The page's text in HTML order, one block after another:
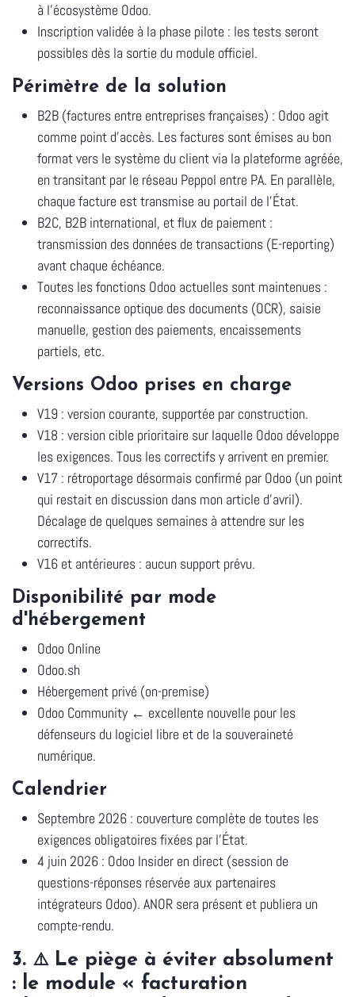
à l'écosystème Odoo.
Inscription validée à la phase pilote : les tests seront
possibles dès la sortie du module officiel.
Périmètre de la solution
B2B (factures entre entreprises françaises) : Odoo agit
comme point d'accès. Les factures sont émises au bon
format vers le système du client via la plateforme agréée,
en transitant par le réseau Peppol entre PA. En parallèle,
chaque facture est transmise au portail de l'État.
B2C, B2B international, et flux de paiement :
transmission des données de transactions (E-reporting)
avant chaque échéance.
Toutes les fonctions Odoo actuelles sont maintenues :
reconnaissance optique des documents (OCR), saisie
manuelle, gestion des paiements, encaissements
partiels, etc.
Versions Odoo prises en charge
V19 : version courante, supportée par construction.
V18 : version cible prioritaire sur laquelle Odoo développe
les exigences. Tous les correctifs y arrivent en premier.
V17 : rétroportage désormais confirmé par Odoo (un point
qui restait en discussion dans mon article d'avril).
Décalage de quelques semaines à attendre sur les
correctifs.
V16 et antérieures : aucun support prévu.
Disponibilité par mode
d'hébergement
Odoo Online
Odoo.sh
Hébergement privé (on-premise)
Odoo Community ← excellente nouvelle pour les
défenseurs du logiciel libre et de la souveraineté
numérique.
Calendrier
Septembre 2026 : couverture complète de toutes les
exigences obligatoires fixées par l'État.
4 juin 2026 : Odoo Insider en direct (session de
questions-réponses réservée aux partenaires
intégrateurs Odoo). ANOR sera présent et publiera un
compte-rendu.
3. ⚠️Le piège à éviter absolument
: le module « facturation